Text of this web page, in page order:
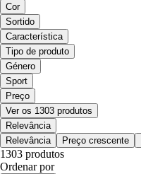
Cor
Sortido
Característica
Tipo de produto
Género
Sport
Preço
Ver os 1303 produtos
Relevância
Relevância
Preço crescente
1303 produtos
Ordenar por